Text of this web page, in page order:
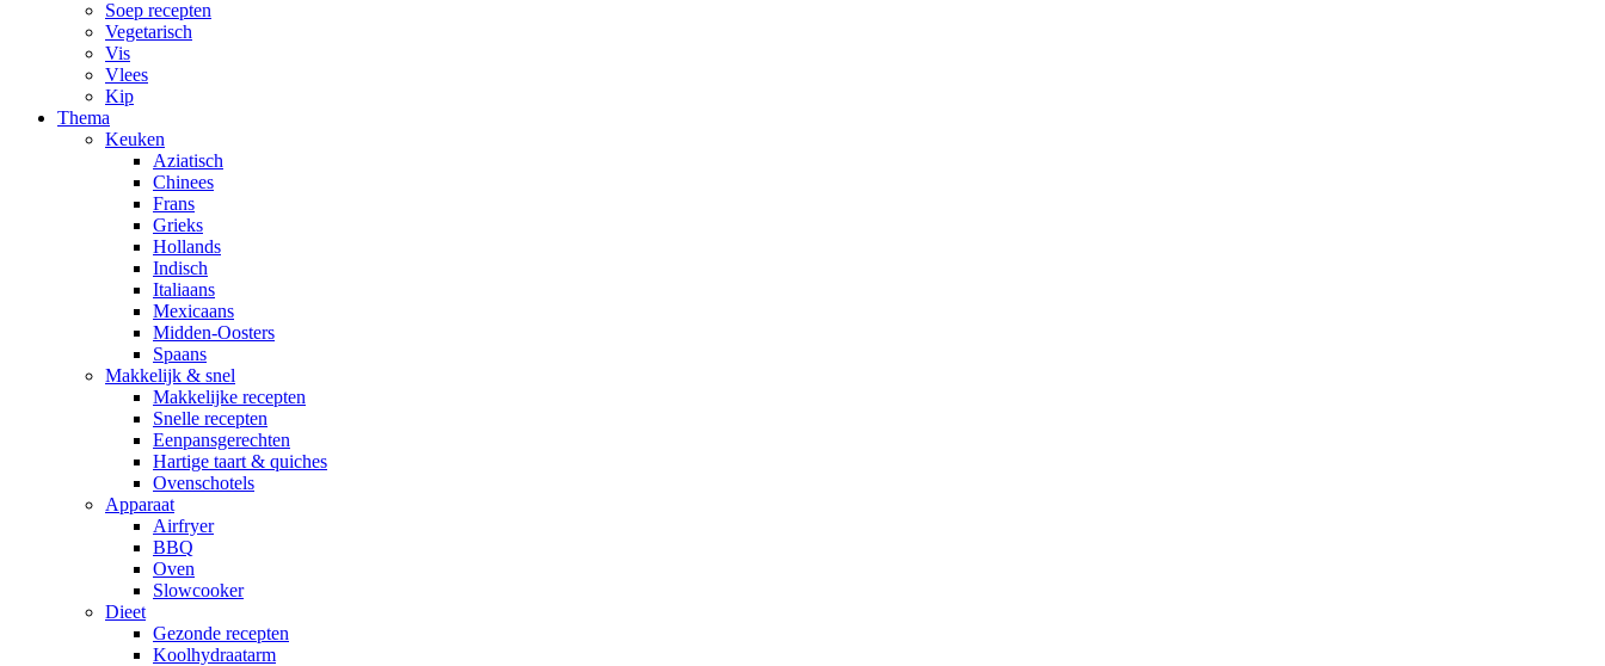
Soep recepten
Vegetarisch
Vis
Vlees
Kip
Thema
Keuken
Aziatisch
Chinees
Frans
Grieks
Hollands
Indisch
Italiaans
Mexicaans
Midden-Oosters
Spaans
Makkelijk & snel
Makkelijke recepten
Snelle recepten
Eenpansgerechten
Hartige taart & quiches
Ovenschotels
Apparaat
Airfryer
BBQ
Oven
Slowcooker
Dieet
Gezonde recepten
Koolhydraatarm